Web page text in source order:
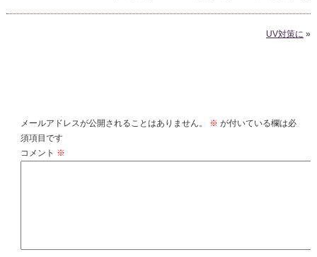
UV対策に »
メールアドレスが公開されることはありません。 ※ が付いている欄は必
須項目です
コメント ※